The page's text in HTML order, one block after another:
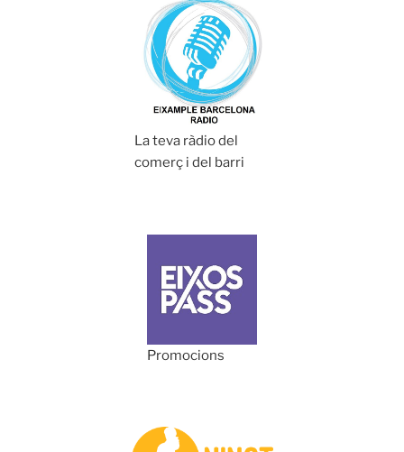
La teva ràdio del
comerç i del barri
Promocions